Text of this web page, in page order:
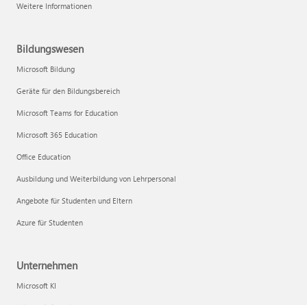
Weitere Informationen
Bildungswesen
Microsoft Bildung
Geräte für den Bildungsbereich
Microsoft Teams for Education
Microsoft 365 Education
Office Education
Ausbildung und Weiterbildung von Lehrpersonal
Angebote für Studenten und Eltern
Azure für Studenten
Unternehmen
Microsoft KI